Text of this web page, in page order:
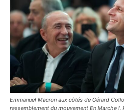
Emmanuel Macron aux côtés de Gérard
rassemblement du mouvement En Marche !,